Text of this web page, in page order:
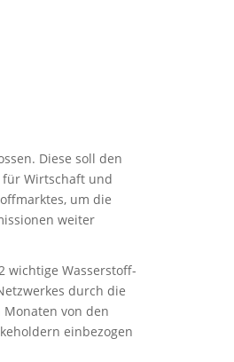
Diese soll den
Wirtschaft und
um die
weiter
wichtige Wasserstoff-
durch die
von den
einbezogen